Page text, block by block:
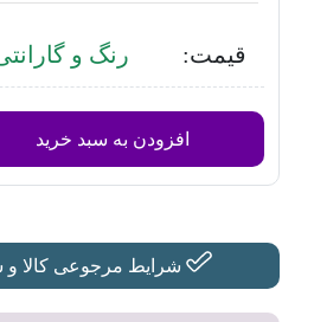
قیمت: رنگ و
افزودن به سبد خرید
شرایط مرجوعی کالا و